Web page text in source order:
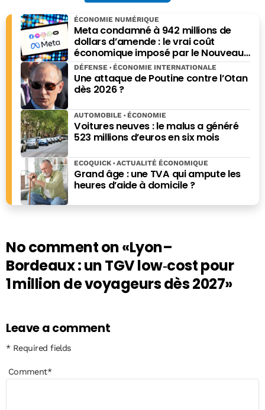
Meta condamné à 942 millions de
dollars d’amende : le vrai coût
économique imposé par le Nouveau-
Mexique
ÉCONOMIE NUMÉRIQUE
Une attaque de Poutine contre l’Otan
dès 2026 ?
DÉFENSE ÉCONOMIE INTERNATIONALE
Voitures neuves : le malus a généré
523 millions d’euros en six mois
AUTOMOBILE ÉCONOMIE
Grand âge : une TVA qui ampute les
heures d’aide à domicile ?
ECOQUICK ACTUALITÉ ÉCONOMIQUE
No comment on«Lyon–
Bordeaux : un TGV low‑cost pour
1 million de voyageurs dès 2027»
Leave a comment
* Required fields
Comment*